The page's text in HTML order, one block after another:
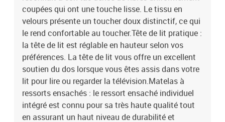
coupées qui ont une touche lisse. Le tissu en
velours présente un toucher doux distinctif, ce qui
le rend confortable au toucher.Tête de lit pratique :
la tête de lit est réglable en hauteur selon vos
préférences. La tête de lit vous offre un excellent
soutien du dos lorsque vous êtes assis dans votre
lit pour lire ou regarder la télévision.Matelas à
ressorts ensachés : le ressort ensaché individuel
intégré est connu pour sa très haute qualité tout
en assurant un haut niveau de durabilité et